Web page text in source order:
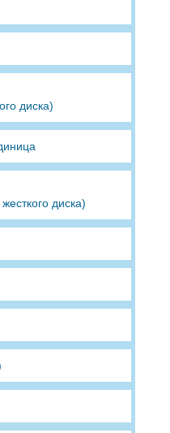
диска)
диска)